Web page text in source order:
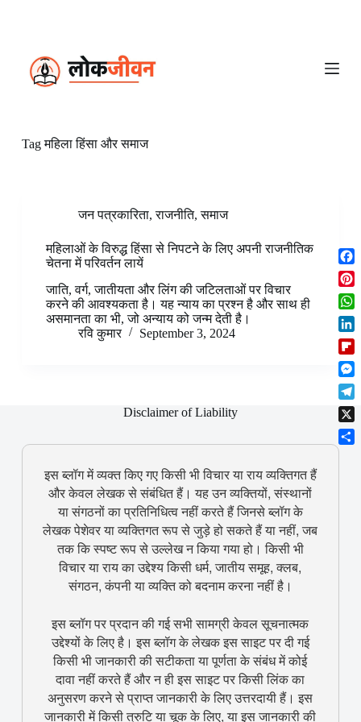
Tagमहिला हिंसा और समाज
जन पत्रकारिता,राजनीति,समाज
महिलाओं के विरुद्ध हिंसा से निपटने के लिए अपनी राजनीतिक
चेतना में परिवर्तन लायें
जाति, वर्ग, जातीयता और लिंग की जटिलताओं पर विचार
करने की आवश्यकता है। यह न्याय का प्रश्न है और साथ ही
असमानता का भी, जो अन्याय को जन्म देती है।
रवि कुमार
September 3, 2024
Disclaimer of Liability
इस ब्लॉग में व्यक्त किए गए किसी भी विचार या राय व्यक्तिगत हैं
और केवल लेखक से संबंधित हैं। यह उन व्यक्तियों, संस्थानों
या संगठनों का प्रतिनिधित्व नहीं करते हैं जिनसे ब्लॉग के
लेखक पेशेवर या व्यक्तिगत रूप से जुड़े हो सकते हैं या नहीं, जब
तक कि स्पष्ट रूप से उल्लेख न किया गया हो। किसी भी
विचार या राय का उद्देश्य किसी धर्म, जातीय समूह, क्लब,
संगठन, कंपनी या व्यक्ति को बदनाम करना नहीं है।
इस ब्लॉग पर प्रदान की गई सभी सामग्री केवल सूचनात्मक
उद्देश्यों के लिए है। इस ब्लॉग के लेखक इस साइट पर दी गई
किसी भी जानकारी की सटीकता या पूर्णता के संबंध में कोई
दावा नहीं करते हैं और न ही इस साइट पर किसी लिंक का
अनुसरण करने से प्राप्त जानकारी के लिए उत्तरदायी हैं। इस
जानकारी में किसी त्रुटि या चूक के लिए, या इस जानकारी की
F
a
c
e
b
o
o
k
P
i
n
t
e
r
e
s
t
W
h
a
t
s
A
p
p
L
i
n
k
e
d
I
n
F
l
i
p
b
o
M
e
s
s
e
T
e
l
X
S